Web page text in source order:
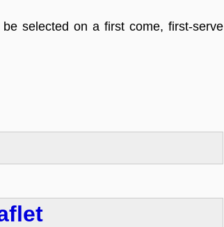
be selected on a first come, first-serve